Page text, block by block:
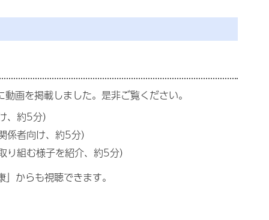
画を掲載しました。是非ご覧ください。
、約5分）
係者向け、約5分）
り組む様子を紹介、約5分）
からも視聴できます。